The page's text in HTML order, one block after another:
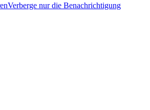
Verberge nur die Benachrichtigung